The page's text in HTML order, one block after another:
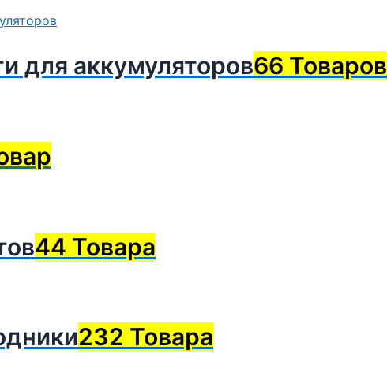
для аккумуляторов66 Товаров
44 Товара
232 Товара